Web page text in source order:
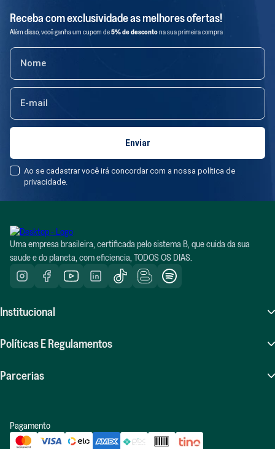
Receba com exclusividade as melhores ofertas!
Além disso, você ganha um cupom de5% de descontona sua primeira compra
Ao se cadastrar você irá concordar com a nossa política de
privacidade.
Uma empresa brasileira, certificada pelo sistema B, que cuida da sua
saude e do planeta, com eficiencia, TODOS OS DIAS.
Institucional
Sobre Nós
Indique E Ganhe
Políticas E Regulamentos
Perguntas Frequentes (FAQ)
Políticas De Trocas E Devoluções
Parcerias
Revenda Positiv.a
Pagamento